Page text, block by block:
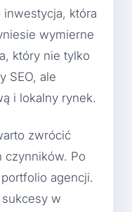
która
wymierne
który nie tylko
SEO, ale
i lokalny rynek.
zwrócić
czynników. Po
agencji.
w